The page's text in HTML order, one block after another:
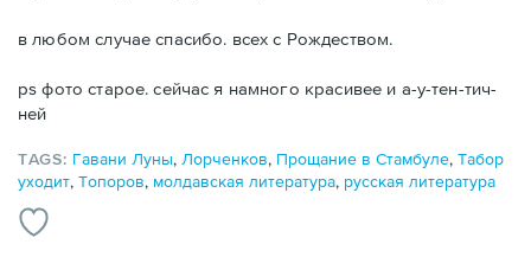
в любом случае спасибо. всех с Рождеством.
ps фото старое. сейчас я намного красивее и а-у-тен-тич-
ней
TAGS: Гавани Луны,Лорченков, Прощание в Стамбуле,Табор
уходит, Топоров, молдавская литература, русская литература